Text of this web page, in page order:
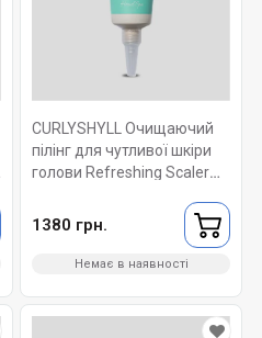
CURLYSHYLL Очищаючий
пілінг для чутливої шкіри
голови Refreshing Scaler
1380 грн.
Немає в наявності